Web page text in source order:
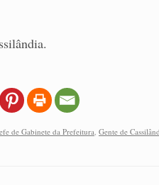
de Gabinete da Prefeitura Gente de